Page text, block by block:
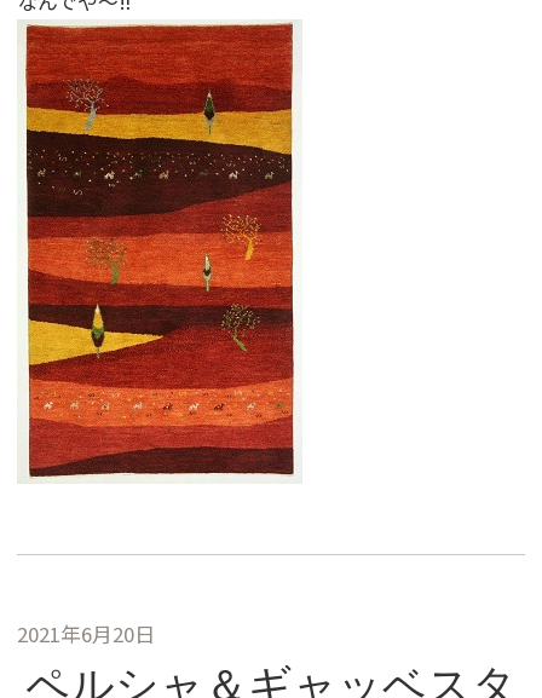
2021年6月20日
ペルシャ＆ギャッベスタ